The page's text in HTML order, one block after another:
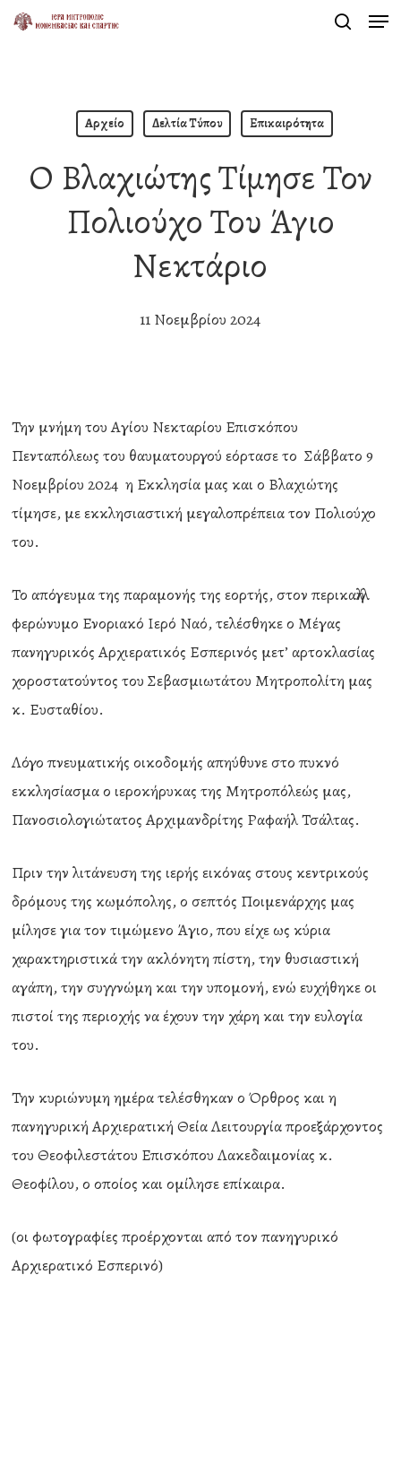
Skip
Αρχείο Δελτία Τύπου Επικαιρότητα
Ο Βλαχιώτης Τίμησε Τον
Πολιούχο Του Άγιο
Νεκτάριο
11 Νοεμβρίου 2024
Την μνήμη του Αγίου Νεκταρίου Επισκόπου
Πενταπόλεως του θαυματουργού εόρτασε το Σάββατο 9
Νοεμβρίου 2024 η Εκκλησία μας και ο Βλαχιώτης
τίμησε, με εκκλησιαστική μεγαλοπρέπεια τον Πολιούχο
του.
Το απόγευμα της παραμονής της εορτής, στον περικαλλή
φερώνυμο Ενοριακό Ιερό Ναό, τελέσθηκε ο Μέγας
πανηγυρικός Αρχιερατικός Εσπερινός μετ’ αρτοκλασίας
χοροστατούντος του Σεβασμιωτάτου Μητροπολίτη μας
κ. Ευσταθίου.
Λόγο πνευματικής οικοδομής απηύθυνε στο πυκνό
εκκλησίασμα ο ιεροκήρυκας της Μητροπόλεώς μας,
Πανοσιολογιώτατος Αρχιμανδρίτης Ραφαήλ Τσάλτας.
Πριν την λιτάνευση της ιερής εικόνας στους κεντρικούς
δρόμους της κωμόπολης, ο σεπτός Ποιμενάρχης μας
μίλησε για τον τιμώμενο Άγιο, που είχε ως κύρια
χαρακτηριστικά την ακλόνητη πίστη, την θυσιαστική
αγάπη, την συγγνώμη και την υπομονή, ενώ ευχήθηκε οι
πιστοί της περιοχής να έχουν την χάρη και την ευλογία
του.
Την κυριώνυμη ημέρα τελέσθηκαν ο Όρθρος και η
πανηγυρική Αρχιερατική Θεία Λειτουργία προεξάρχοντος
του Θεοφιλεστάτου Επισκόπου Λακεδαιμονίας κ.
Θεοφίλου, ο οποίος και ομίλησε επίκαιρα.
(οι φωτογραφίες προέρχονται από τον πανηγυρικό
Αρχιερατικό Εσπερινό)